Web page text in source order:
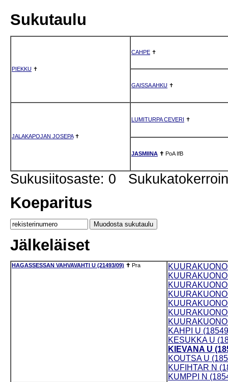
Sukutaulu
PIEKKU ✝
CAHPE ✝
GAISSA AHKU ✝
JALAKAPOJAN JOSEPA✝
LUMITURPA CEVERI ✝
JASMIINA ✝ PoA IfB
Sukusiitosaste: 0
Koeparitus
Jälkeläiset
HAGASSESSAN VAHVAVAHTI U (21493/09) ✝ Pra
KAHPI U
KESUKKA U
KIEVANA U
KOUTSA U
KUFIHTAR N
KUMPPI N